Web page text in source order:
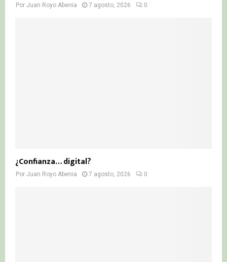
Por Juan Royo Abenia 7 agosto, 2026 0
¿Confianza… digital?
Por Juan Royo Abenia 7 agosto, 2026 0